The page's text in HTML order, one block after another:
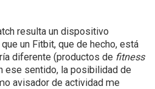
resulta un dispositivo
un Fitbit, que de hecho, está
diferente (productos de fitness
ese sentido, la posibilidad de
avisador de actividad me